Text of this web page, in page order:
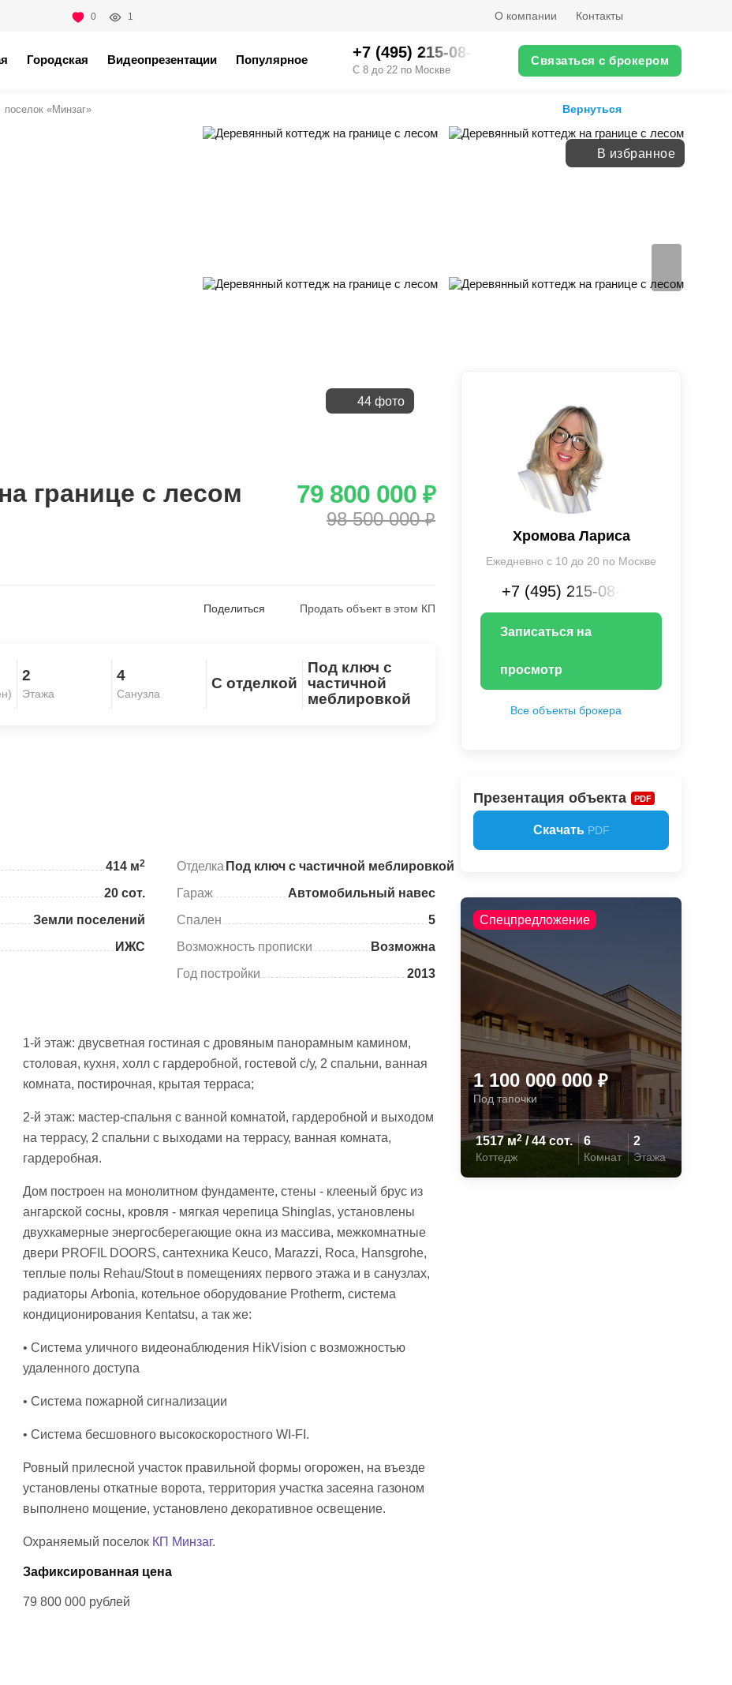
0 1 О компании Контакты
Городская Видеопрезентации Популярное +7 (495) 215-08-XX
С 8 до 22 по Москве
Связаться с брокером
поселок «Минзаг» Вернуться
В избранное
44 фото
границе с лесом 79 800 000 ₽
98 500 000 ₽
Поделиться
Скопировать ссылку
Продать объект в этом КП
2
Этажа
4
Санузла
С отделкой
Под ключ с
частичной
меблировкой
414 м2
20 сот.
Земли поселений
ИЖС
Отделка Под ключ с частичной меблировкой
Гараж
Автомобильный навес
Спален
5
Возможность прописки
Возможна
Год постройки
2013
1-й этаж: двусветная гостиная с дровяным панорамным камином,
столовая, кухня, холл с гардеробной, гостевой с/у, 2 спальни, ванная
комната, постирочная, крытая терраса;
2-й этаж: мастер-спальня с ванной комнатой, гардеробной и выходом
на террасу, 2 спальни с выходами на террасу, ванная комната,
гардеробная.
Дом построен на монолитном фундаменте, стены - клееный брус из
ангарской сосны, кровля - мягкая черепица Shinglas, установлены
двухкамерные энергосберегающие окна из массива, межкомнатные
двери PROFIL DOORS, сантехника Keuco, Marazzi, Roca, Hansgrohe,
теплые полы Rehau/Stout в помещениях первого этажа и в санузлах,
радиаторы Arbonia, котельное оборудование Protherm, система
кондиционирования Kentatsu, а так же:
• Система уличного видеонаблюдения HikVision с возможностью
удаленного доступа
• Система пожарной сигнализации
• Система бесшовного высокоскоростного WI-FI.
Ровный прилесной участок правильной формы огорожен, на въезде
установлены откатные ворота, территория участка засеяна газоном
выполнено мощение, установлено декоративное освещение.
Охраняемый поселок КП Минзаг.
Зафиксированная цена
79 800 000 рублей
Хромова Лариса
Ежедневно с 10 до 20 по Москве
+7 (495) 215-08-XX
Записаться на
просмотр
Все объекты брокера
Презентация объекта PDF
Скачать PDF
Спецпредложение
1 100 000 000 ₽
Под тапочки
1517 м2 / 44 сот.
Коттедж
6
Комнат
2
Этажа